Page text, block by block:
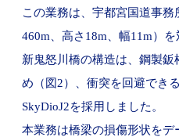
この業務は、宇都宮国道事
460m、高さ18m、幅11m）
新鬼怒川橋の構造は、鋼製
め（図2）、衝突を回避でき
SkyDioJ2を採用しました。
本業務は橋梁の損傷形状を